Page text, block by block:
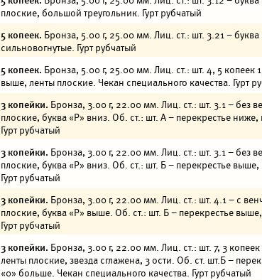
плоские, большой треугольник. Гурт рубчатый
5 копеек. Бронза, 5.00 г, 25.00 мм. Лиц. ст.: шт. 3.21 –
сильновогнутые. Гурт рубчатый
5 копеек. Бронза, 5.00 г, 25.00 мм. Лиц. ст.: шт. 4, 5 копеек
выше, ленты плоские. Чекан специального качества. Гурт
3 копейки. Бронза, 3.00 г, 22.00 мм. Лиц. ст.: шт. 3.1 – без
плоские, буква «Р» вниз. Об. ст.: шт. А – перекрестье
Гурт рубчатый
3 копейки. Бронза, 3.00 г, 22.00 мм. Лиц. ст.: шт. 3.1 – без
плоские, буква «Р» вниз. Об. ст.: шт. Б – перекрестье
Гурт рубчатый
3 копейки. Бронза, 3.00 г, 22.00 мм. Лиц. ст.: шт. 4.1 – с
плоские, буква «Р» выше. Об. ст.: шт. Б – перекрестье
Гурт рубчатый
3 копейки. Бронза, 3.00 г, 22.00 мм. Лиц. ст.: шт. 7, 3 копеек
ленты плоские, звезда сглажена, 3 ости. Об. ст. шт.Б –
«0» больше. Чекан специального качества. Гурт рубчатый